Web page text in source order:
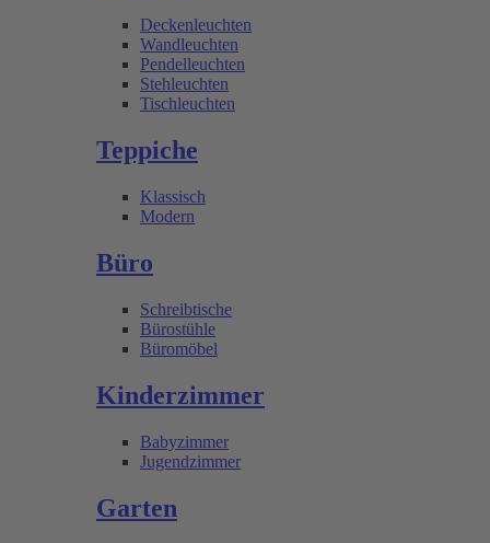
Deckenleuchten
Wandleuchten
Pendelleuchten
Stehleuchten
Tischleuchten
Teppiche
Klassisch
Modern
Büro
Schreibtische
Bürostühle
Büromöbel
Kinderzimmer
Babyzimmer
Jugendzimmer
Garten